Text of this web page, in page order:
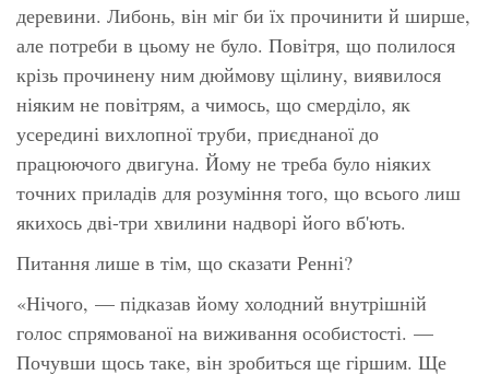
деревини. Либонь, він міг би їх прочинити й ширше,
але потреби в цьому не було. Повітря, що полилося
крізь прочинену ним дюймову щілину, виявилося
ніяким не повітрям, а чимось, що смерділо, як
усередині вихлопної труби, приєднаної до
працюючого двигуна. Йому не треба було ніяких
точних приладів для розуміння того, що всього лиш
якихось дві-три хвилини надворі його вб'ють.
Питання лише в тім, що сказати Ренні?
«Нічого, — підказав йому холодний внутрішній
голос спрямованої на виживання особистості. —
Почувши щось таке, він зробиться ще гіршим. Ще